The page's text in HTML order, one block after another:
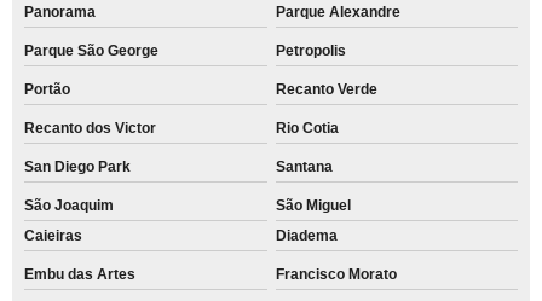
Panorama Parque Alexandre
Parque São George Petropolis
Portão Recanto Verde
Recanto dos Victor Rio Cotia
San Diego Park Santana
São Joaquim
São Miguel
Caieiras
Diadema
Embu das Artes Francisco Morato